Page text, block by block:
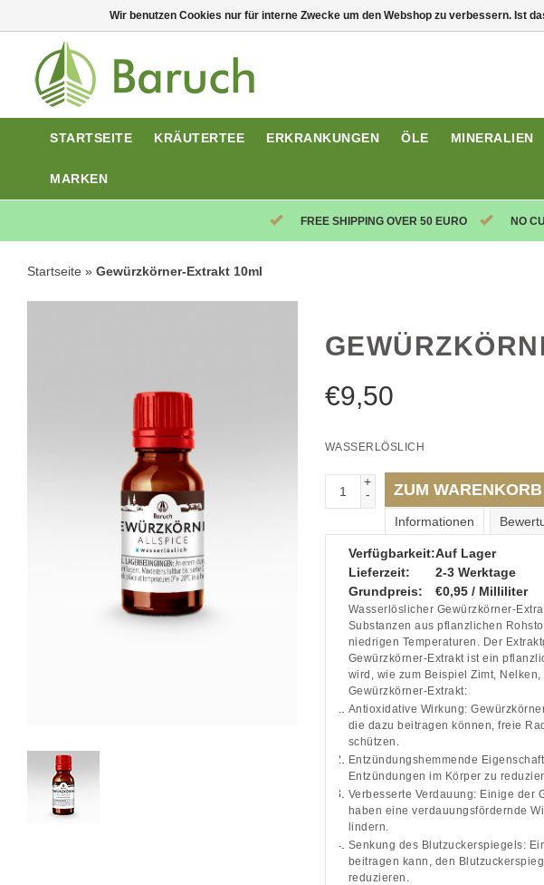
STARTSEITE KRÄUTERTEE ERKRANKUNGEN ÖLE MINERALIEN
MARKEN
FREE SHIPPING OVER 50 EURO NO
Startseite » Gewürzkörner-Extrakt 10ml
€9,50
WASSERLÖSLICH
+
-
ZUM
Informationen
Verfügbarkeit:Auf Lager
Lieferzeit:
2-3 Werktage
Grundpreis:
€0,95 / Milliliter
Wasserlöslicher Gewürzkörner-
Substanzen aus pflanzlichen
niedrigen Temperaturen. Der
Gewürzkörner-Extrakt ist ein
wird, wie zum Beispiel Zimt,
Gewürzkörner-Extrakt:
Antioxidative Wirkung:
die dazu beitragen können, freie
schützen.
Entzündungshemmende
Entzündungen im Körper zu
Verbesserte Verdauung: Einige der
haben eine verdauungsfördernde
lindern.
Senkung des Blutzuckerspiegels:
beitragen kann, den
reduzieren.
Wir benutzen Cookies nur für interne Zwecke um den Webshop zu verbessern. Ist